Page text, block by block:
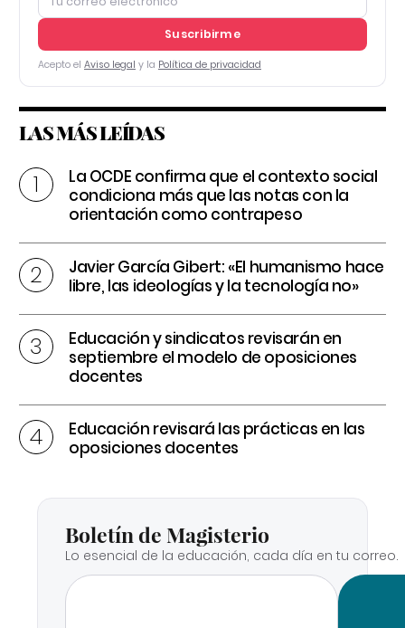
Suscribirme
Acepto el Aviso legal y la Política de privacidad
LAS MÁS LEÍDAS
La OCDE confirma que el contexto social
condiciona más que las notas con la
orientación como contrapeso
Javier García Gibert: «El humanismo hace
libre, las ideologías y la tecnología no»
Educación y sindicatos revisarán en
septiembre el modelo de oposiciones
docentes
Educación revisará las prácticas en las
oposiciones docentes
Boletín de Magisterio
Lo esencial de la educación, cada día en tu correo.